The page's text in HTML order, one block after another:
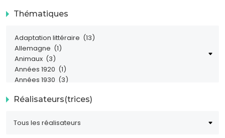
Thématiques
Réalisateurs(trices)